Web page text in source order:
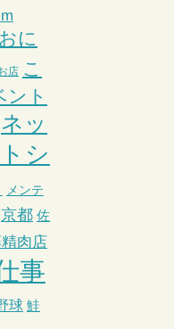
おに
店 こ
ント
ネッ
シ
メンテ
京都 佐
肉店
事
球 鮭